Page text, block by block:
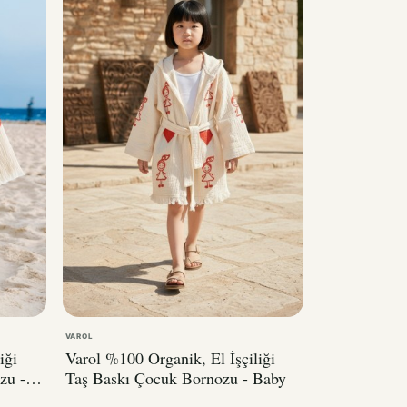
-
VAROL
Varol %100 Organik, El İşçiliği
Taş Baskı Çocuk Bornozu - Baby